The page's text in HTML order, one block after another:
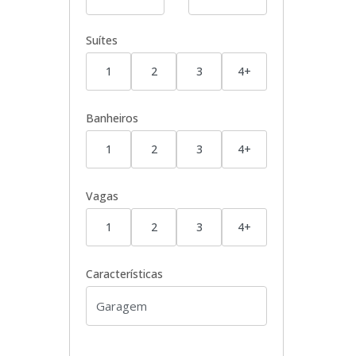
Suítes
1 2 3 4+
Banheiros
1 2 3 4+
Vagas
1 2 3 4+
Características